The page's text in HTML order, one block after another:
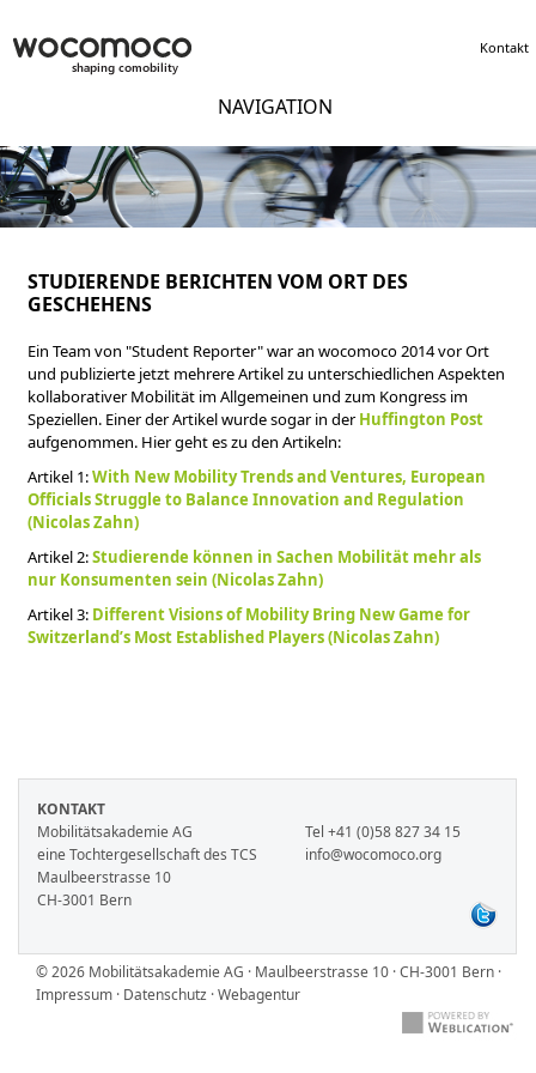
Kontakt
NAVIGATION
STUDIERENDE BERICHTEN VOM ORT DES
GESCHEHENS
Ein Team von "Student Reporter" war an wocomoco 2014 vor Ort
und publizierte jetzt mehrere Artikel zu unterschiedlichen Aspekten
kollaborativer Mobilität im Allgemeinen und zum Kongress im
Speziellen. Einer der Artikel wurde sogar in derHuffington Post
aufgenommen. Hier geht es zu den Artikeln:
Artikel 1:With New Mobility Trends and Ventures, European
Officials Struggle to Balance Innovation and Regulation
(Nicolas Zahn)
Artikel 2:Studierende können in Sachen Mobilität mehr als
nur Konsumenten sein (Nicolas Zahn)
Artikel 3: Different Visions of Mobility Bring New Game for
Switzerland’s Most Established Players (Nicolas Zahn)
KONTAKT
Mobilitätsakademie AG
eine Tochtergesellschaft des TCS
Maulbeerstrasse 10
CH-3001 Bern
Tel +41 (0)58 827 34 15
info@wocomoco.org
© 2026 Mobilitätsakademie AG · Maulbeerstrasse 10 · CH-3001 Bern ·
Impressum · Datenschutz ·Webagentur